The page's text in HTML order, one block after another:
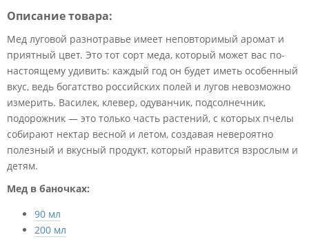
Описание товара:
Мед луговой разнотравье имеет неповторимый аромат и
приятный цвет. Это тот сорт меда, который может вас по-
настоящему удивить: каждый год он будет иметь особенный
вкус, ведь богатство российских полей и лугов невозможно
измерить. Василек, клевер, одуванчик, подсолнечник,
подорожник — это только часть растений, с которых пчелы
собирают нектар весной и летом, создавая невероятно
полезный и вкусный продукт, который нравится взрослым и
детям.
Мед в баночках:
90 мл
200 мл